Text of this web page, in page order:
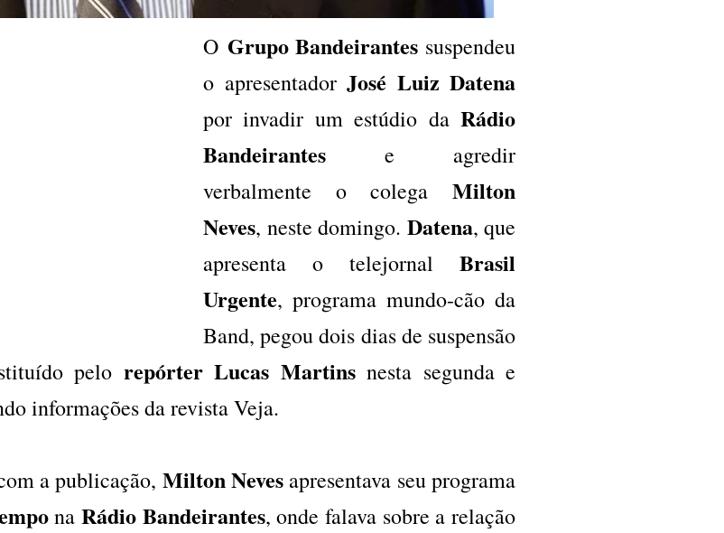
O Grupo Bandeirantes suspendeu
o apresentador José Luiz Datena
por invadir um estúdio da Rádio
Bandeirantes e agredir
verbalmente o colega Milton
Neves, neste domingo. Datena, que
apresenta o telejornal Brasil
Urgente, programa mundo-cão da
Band, pegou dois dias de suspensão
pelo repórter Lucas Martinsnesta segunda e
informações da revista Veja.
a publicação, Milton Neves apresentava seu programa
naRádio Bandeirantes, onde falava sobre a relação